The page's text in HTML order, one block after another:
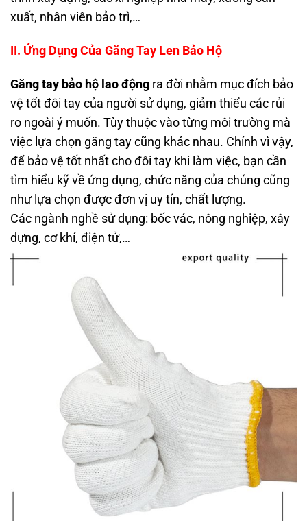
xuất, nhân viên bảo trì,…
II. Ứng Dụng Của Găng Tay Len Bảo Hộ
Găng tay bảo hộ lao động ra đời nhằm mục đích bảo
vệ tốt đôi tay của người sử dụng, giảm thiểu các rủi
ro ngoài ý muốn. Tùy thuộc vào từng môi trường mà
việc lựa chọn găng tay cũng khác nhau. Chính vì vậy,
để bảo vệ tốt nhất cho đôi tay khi làm việc, bạn cần
tìm hiểu kỹ về ứng dụng, chức năng của chúng cũng
như lựa chọn được đơn vị uy tín, chất lượng.
Các ngành nghề sử dụng: bốc vác, nông nghiệp, xây
dựng, cơ khí, điện tử,…